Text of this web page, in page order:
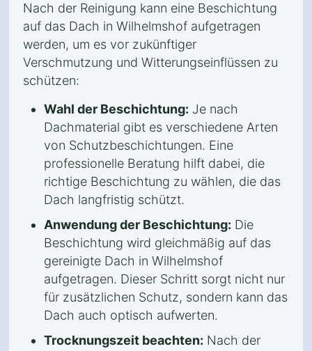
Nach der Reinigung kann eine Beschichtung
auf das Dach in Wilhelmshof aufgetragen
werden, um es vor zukünftiger
Verschmutzung und Witterungseinflüssen zu
schützen:
Wahl der Beschichtung: Je nach
Dachmaterial gibt es verschiedene Arten
von Schutzbeschichtungen. Eine
professionelle Beratung hilft dabei, die
richtige Beschichtung zu wählen, die das
Dach langfristig schützt.
Anwendung der Beschichtung: Die
Beschichtung wird gleichmäßig auf das
gereinigte Dach in Wilhelmshof
aufgetragen. Dieser Schritt sorgt nicht nur
für zusätzlichen Schutz, sondern kann das
Dach auch optisch aufwerten.
Trocknungszeit beachten: Nach der